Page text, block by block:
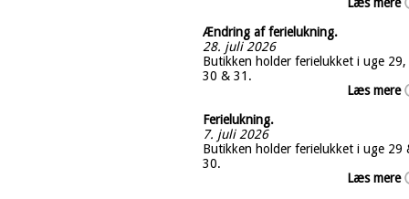
Ændring af ferielukning.
28. juli 2026
Butikken holder ferielukket i uge 29,
30 & 31.
Læs mere
Ferielukning.
7. juli 2026
Butikken holder ferielukket i uge 29
30.
Læs mere